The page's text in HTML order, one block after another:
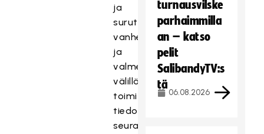
ja
surut,
vanhempien
ja
valmennuksen
välillä
toimitaan
tiedonjakajina,
seuran
turnausvilske
parhaimmilla
an – katso
pelit
SalibandyTV:s
tä
06.08.2026